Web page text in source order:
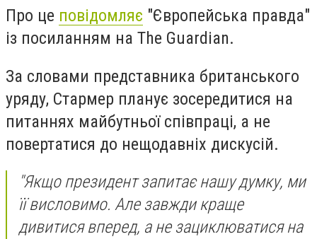
Про це повідомляє "Європейська правда"
із посиланням на The Guardian.
За словами представника британського
уряду, Стармер планує зосередитися на
питаннях майбутньої співпраці, а не
повертатися до нещодавніх дискусій.
"Якщо президент запитає нашу думку, ми
її висловимо. Але завжди краще
дивитися вперед, а не зациклюватися на